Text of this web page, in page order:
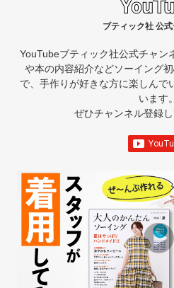
ブティック社 公
YouTubeブティック社公式チャン
や本の内容紹介などソーイング
で、手作りが好きな方に楽しんで
います。
ぜひチャンネル登録